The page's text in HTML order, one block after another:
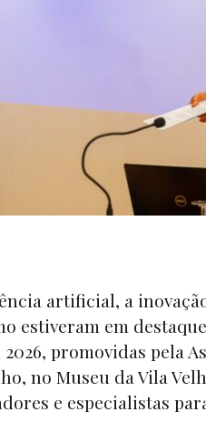
artificial, a
estiveram em
promovidas pela
no Museu da Vila
e especialistas